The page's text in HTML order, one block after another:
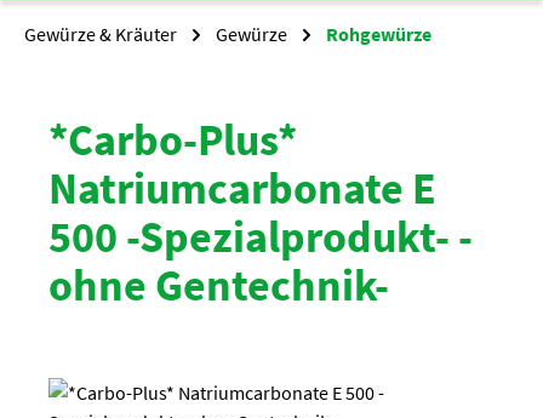
Gewürze & Kräuter Gewürze Rohgewürze
*Carbo-Plus*
Natriumcarbonate E
500 -Spezialprodukt- -
ohne Gentechnik-
Bildergalerie überspringen